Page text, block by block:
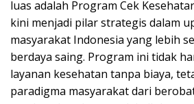
luas adalah Program Cek
kini menjadi pilar strategis dalam
masyarakat Indonesia yang lebih
berdaya saing. Program ini tidak
layanan kesehatan tanpa biaya,
paradigma masyarakat dari